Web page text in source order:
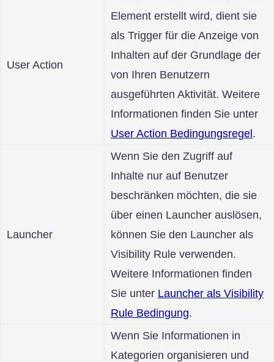
User Action
Element erstellt wird, dient sie
als Trigger für die Anzeige von
Inhalten auf der Grundlage der
von Ihren Benutzern
ausgeführten Aktivität. Weitere
Informationen finden Sie unter
User Action Bedingungsregel .
Launcher
Wenn Sie den Zugriff auf
Inhalte nur auf Benutzer
beschränken möchten, die sie
über einen Launcher auslösen,
können Sie den Launcher als
Visibility Rule verwenden.
Weitere Informationen finden
Sie unter Launcher als Visibility
Rule Bedingung.
Wenn Sie Informationen in
Kategorien organisieren und